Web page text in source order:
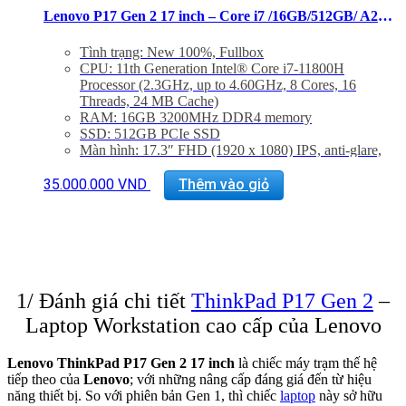
Lenovo P17 Gen 2 17 inch – Core i7 /16GB/512GB/ A2000 FHD
Tình trạng: New 100%, Fullbox
CPU: 11th Generation Intel® Core i7-11800H
Processor (2.3GHz, up to 4.60GHz, 8 Cores, 16
Threads, 24 MB Cache)
RAM: 16GB 3200MHz DDR4 memory
SSD: 512GB PCIe SSD
Màn hình: 17.3″ FHD (1920 x 1080) IPS, anti-glare,
Card đồ hoạ: NVIDIA RTX A2000 4GB
Hệ điều hành: Windows 10 Pro
35.000.000 VND Thêm vào giỏ
1/ Đánh giá chi tiết ThinkPad P17 Gen 2 –
Laptop Workstation cao cấp của Lenovo
Lenovo ThinkPad P17 Gen 2 17 inch là chiếc máy trạm thế hệ
tiếp theo của Lenovo; với những nâng cấp đáng giá đến từ hiệu
năng thiết bị. So với phiên bản Gen 1, thì chiếc laptop này sở hữu